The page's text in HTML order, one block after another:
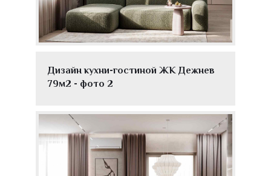
Дизайн кухни-гостиной ЖК Дежнев
79м2 - фото 2